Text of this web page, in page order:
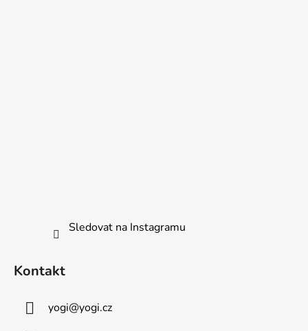
Sledovat na Instagramu
Kontakt
yogi@yogi.cz